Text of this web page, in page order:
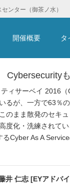
ンター（御茶ノ水）
開催概要 タ
Cybersecurity
ィサーベイ 2016
るが、一方で63％
のまま散発のセキ
度化・洗練されて
るCyber As A
井 仁志 [EYアドバ